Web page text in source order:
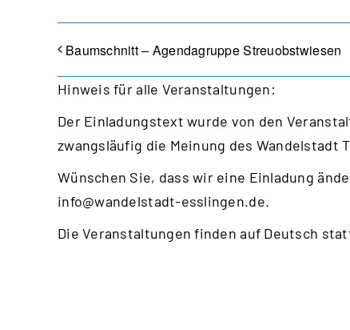
Baumschnitt – Agendagruppe Streuobstwiesen
Hinweis für alle Veranstaltungen:
Der Einladungstext wurde von den
zwangsläufig die Meinung des Wandelstadt
Wünschen Sie, dass wir eine Einladung
info@wandelstadt-esslingen.de.
Die Veranstaltungen finden auf Deutsch